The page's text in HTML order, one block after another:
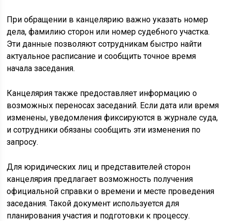
При обращении в канцелярию важно указать номер
дела, фамилию сторон или номер судебного участка.
Эти данные позволяют сотрудникам быстро найти
актуальное расписание и сообщить точное время
начала заседания.
Канцелярия также предоставляет информацию о
возможных переносах заседаний. Если дата или время
изменены, уведомления фиксируются в журнале суда,
и сотрудники обязаны сообщить эти изменения по
запросу.
Для юридических лиц и представителей сторон
канцелярия предлагает возможность получения
официальной справки о времени и месте проведения
заседания. Такой документ используется для
планирования участия и подготовки к процессу.